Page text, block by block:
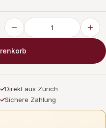
✓Direkt aus Zürich
✓Sichere Zahlung